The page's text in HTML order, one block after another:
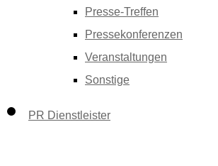
Presse-Treffen
Pressekonferenzen
Veranstaltungen
Sonstige
PR Dienstleister